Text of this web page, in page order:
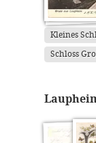
Kleines
Schloss